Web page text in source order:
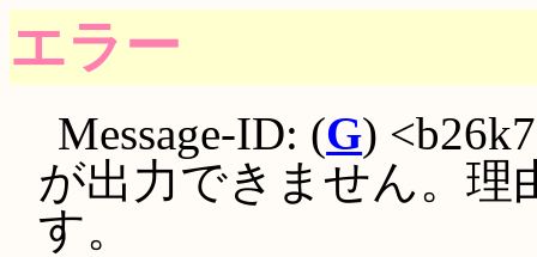
エラー
Message-ID: (G)
が出力できません。理
す。